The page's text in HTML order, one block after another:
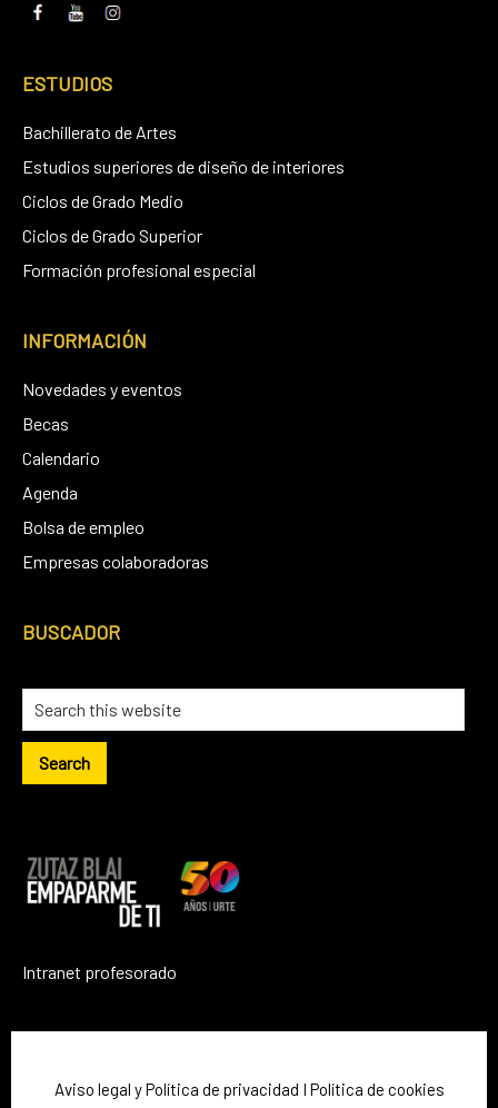
ESTUDIOS
Bachillerato de Artes
Estudios superiores de diseño de interiores
Ciclos de Grado Medio
Ciclos de Grado Superior
Formación profesional especial
INFORMACIÓN
Novedades y eventos
Becas
Calendario
Agenda
Bolsa de empleo
Empresas colaboradoras
BUSCADOR
Intranet profesorado
Aviso legal y Política de privacidad I Política de cookies